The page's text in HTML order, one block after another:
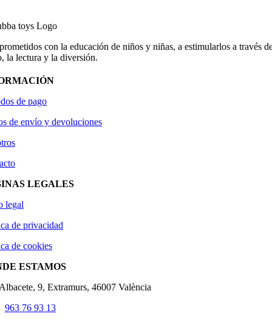
con la educación de niños y niñas, a estimularlos a través
la lectura y la diversión.
de pago
de envío y devoluciones
LEGALES
legal
de privacidad
de cookies
ESTAMOS
9, Extramurs, 46007 València
963 76 93 13